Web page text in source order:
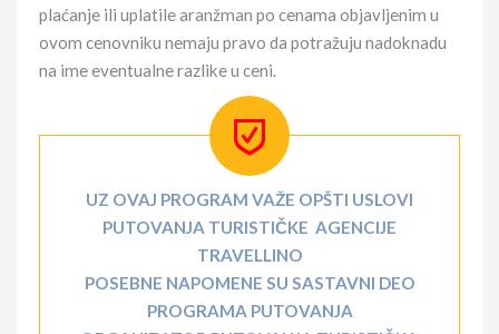
plaćanje ili uplatile aranžman po cenama objavljenim u
ovom cenovniku nemaju pravo da potražuju nadoknadu
na ime eventualne razlike u ceni.
UZ OVAJ PROGRAM VAŽE OPŠTI USLOVI
PUTOVANJA TURISTIČKE AGENCIJE
TRAVELLINO
POSEBNE NAPOMENE SU SASTAVNI DEO
PROGRAMA PUTOVANJA